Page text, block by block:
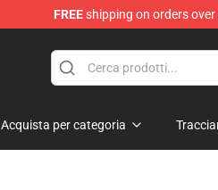
FREEshipping on orders over
Acquista per categoria